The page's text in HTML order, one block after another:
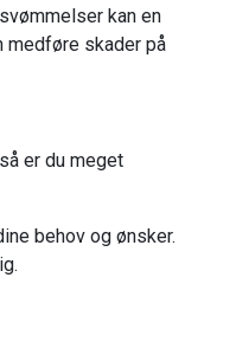
kan en
medføre skader på
er du meget
behov og ønsker.